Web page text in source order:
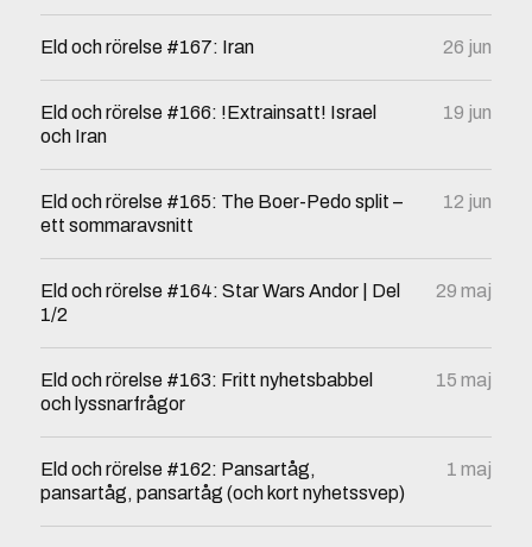
Eld och rörelse #167: Iran 26 jun
Eld och rörelse #166: !Extrainsatt! Israel
och Iran
19 jun
Eld och rörelse #165: The Boer-Pedo split –
ett sommaravsnitt
12 jun
Eld och rörelse #164: Star Wars Andor | Del
1/2
29 maj
Eld och rörelse #163: Fritt nyhetsbabbel
och lyssnarfrågor
15 maj
Eld och rörelse #162: Pansartåg,
pansartåg, pansartåg (och kort nyhetssvep)
1 maj